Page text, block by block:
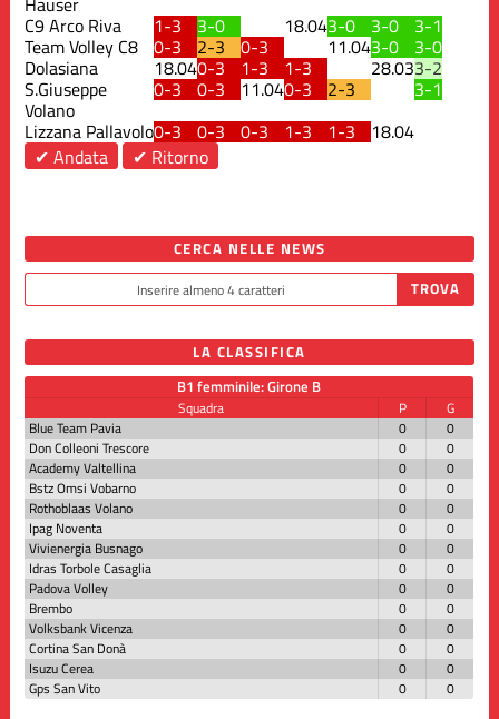
C9 Arco Riva
1-3 3-0 18.043-0 3-0 3-1
Team Volley C8 0-3 2-3 0-3 11.043-0 3-0
Dolasiana 18.040-3 1-3 1-3 28.033-2
S.Giuseppe
Volano
0-3 0-3 11.040-3 2-3
3-1
Lizzana Pallavolo0-3 0-3 0-3 1-3 1-3
18.04
✔ Andata
✔ Ritorno
CERCA NELLE NEWS
LA CLASSIFICA
B1 femminile: Girone B
Squadra P
G
Blue Team Pavia
0
0
Don Colleoni Trescore
0
0
Academy Valtellina
0
0
Bstz Omsi Vobarno
0
0
Rothoblaas Volano
0
0
Ipag Noventa
0
0
Vivienergia Busnago
0
0
Idras Torbole Casaglia
0
0
Padova Volley
0
0
Brembo
0
0
Volksbank Vicenza
0
0
Cortina San Donà
0
0
Isuzu Cerea
0
0
Gps San Vito
0 0